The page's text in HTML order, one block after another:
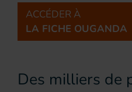
ACCÉDER À
LA FICHE OUGANDA
Des milliers de